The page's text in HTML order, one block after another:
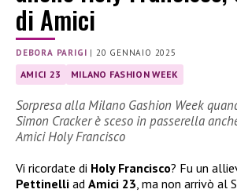
di Amici
DEBORA PARIGI | 20 GENNAIO 2025
AMICI 23 MILANO FASHION WEEK
Sorpresa alla Milano Gashion Week
Simon Cracker è sceso in passerella
Amici Holy Francisco
Vi ricordate di Holy Francisco? Fu un
Pettinelli ad Amici 23, ma non arrivò al